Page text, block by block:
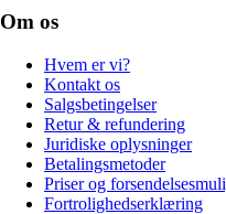
Om os
Hvem er vi?
Kontakt os
Salgsbetingelser
Retur & refundering
Juridiske oplysninger
Betalingsmetoder
Priser og
Fortrolighedserklæring